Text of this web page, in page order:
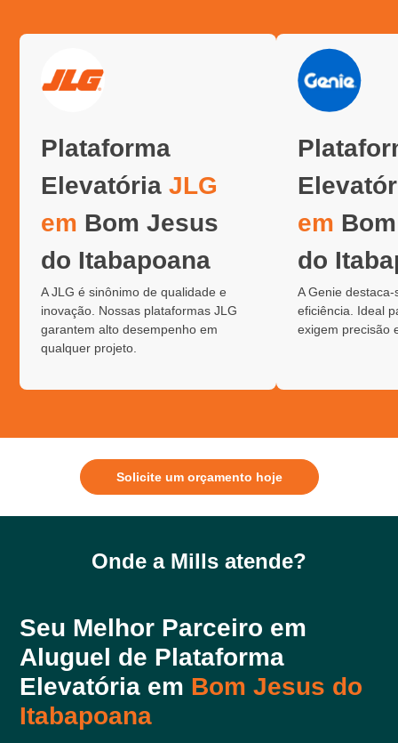
Plataforma
ElevatóriaJLG
em Bom Jesus
do Itabapoana
A JLG é sinônimo de qualidade e
inovação. Nossas plataformas JLG
garantem alto desempenho em
qualquer projeto.
em
do
A Genie
eficiência. Ideal
exigem precisão
Solicite um orçamento hoje
Onde a Mills atende?
Seu Melhor Parceiro em
Aluguel de Plataforma
Elevatória em Bom Jesus do
Itabapoana